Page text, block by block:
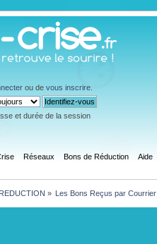
ou devous inscrire
et durée de la session
Réseaux Bons de Réduction Aide
» Les Bons Reçus par Courrier